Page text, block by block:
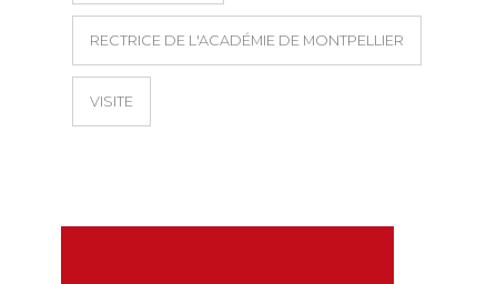
RECTRICE DE L'ACADÉMIE DE MONTPELLIER
VISITE